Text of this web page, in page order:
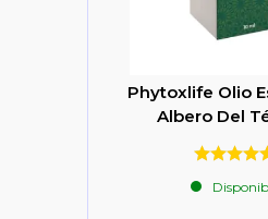
Phytoxlife Olio
Albero Del